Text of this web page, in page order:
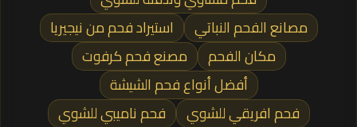
مصانع الفحم النباتي
استيراد فحم من نيجيريا
مكان الفحم
مصنع فحم كرفوت
أفضل أنواع فحم الشيشة
فحم افريقي للشوي
فحم ناميبي للشوي